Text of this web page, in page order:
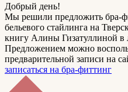
Добрый день!
Мы решили предложить бра-
бельевого стайлинга на
книгу Алины Гизатуллиной
Предложением можно
предварительной записи на
записаться на бра-фиттинг